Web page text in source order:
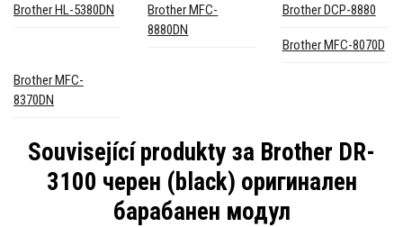
Brother HL-5380DN
Brother MFC-
8880DN
Brother DCP-8880
Brother MFC-8070D
Brother MFC-
8370DN
Související produkty за Brother DR-
3100 черен (black) оригинален
барабанен модул